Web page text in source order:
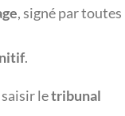
, signé par toutes
.
letribunal